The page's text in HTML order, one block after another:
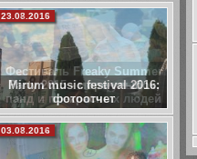
Фестиваль Freaky Summer
Party 2015 - море улыбок,
панд и прекрасных людей
29.07.2015
05.07.2014